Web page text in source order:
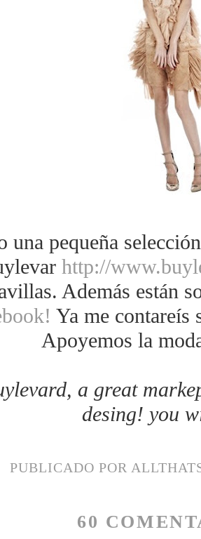
una pequeña
http://
Además están
Ya me contareís
Apoyemos la
a great
desing! you
PUBLICADO POR
60